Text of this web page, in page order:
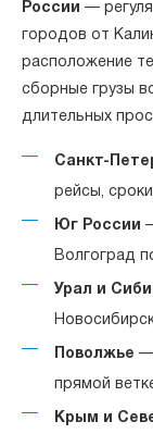
России —
городов от
расположение
сборные грузы
длительных
Санкт-
рейсы,
Юг России
Волгоград
Урал и
Поволжье —
прямой
Крым и